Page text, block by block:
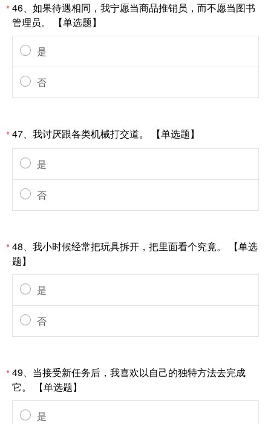
*46、如果待遇相同，我宁愿当商品推销员，而不愿当图书
管理员。 【单选题】
是
否
*47、我讨厌跟各类机械打交道。 【单选题】
是
否
*48、我小时候经常把玩具拆开，把里面看个究竟。 【单选
题】
是
否
*49、当接受新任务后，我喜欢以自己的独特方法去完成
它。 【单选题】
是